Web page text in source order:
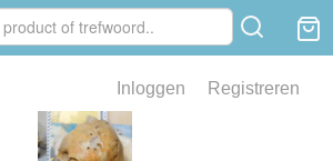
Inloggen Registreren